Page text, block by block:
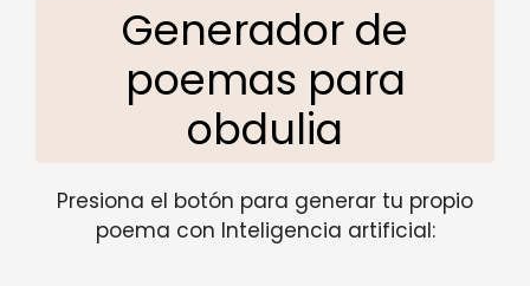
Generador de
poemas para
obdulia
Presiona el botón para generar tu propio
poema con Inteligencia artificial: